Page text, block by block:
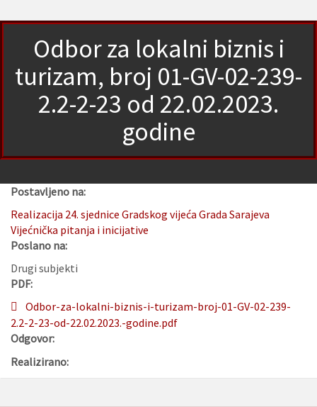
Odbor za lokalni biznis i
turizam, broj 01-GV-02-239-
2.2-2-23 od 22.02.2023.
godine
Postavljeno na:
Realizacija 24. sjednice Gradskog vijeća Grada Sarajeva
Vijećnička pitanja i inicijative
Poslano na:
Drugi subjekti
PDF:
Odbor-za-lokalni-biznis-i-turizam-broj-01-GV-02-239-
2.2-2-23-od-22.02.2023.-godine.pdf
Odgovor:
Realizirano: